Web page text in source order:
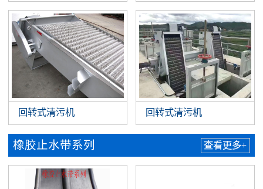
回转式清污机 回转式清污机
橡胶止水带系列 查看更多+